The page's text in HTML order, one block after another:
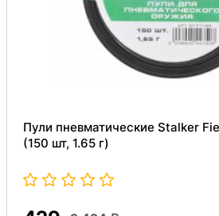
Пули пневматические Stalker
(150 шт, 1.65 г)